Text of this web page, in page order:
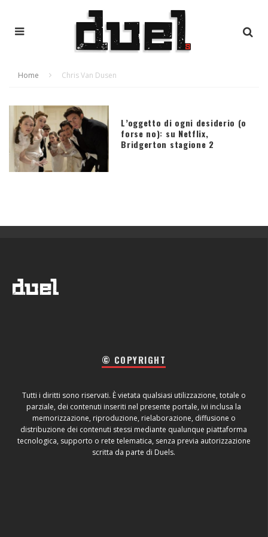
Home Chris Van Dusen
L’oggetto di ogni desiderio (o
forse no): su Netflix,
Bridgerton stagione 2
© COPYRIGHT
Tutti i diritti sono riservati. È vietata qualsiasi utilizzazione, totale o
parziale, dei contenuti inseriti nel presente portale, ivi inclusa la
memorizzazione, riproduzione, rielaborazione, diffusione o
distribuzione dei contenuti stessi mediante qualunque piattaforma
tecnologica, supporto o rete telematica, senza previa autorizzazione
scritta da parte di Duels.